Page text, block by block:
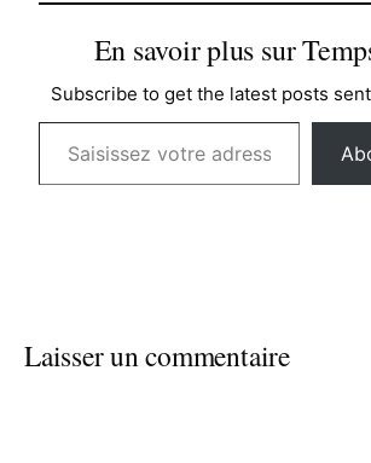
En savoir plus sur
Subscribe to get the latest posts
Saisissez votre adresse e-mail…
Laisser un commentaire